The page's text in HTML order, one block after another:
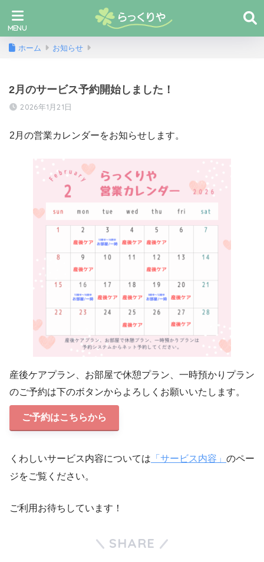
ホーム お知らせ
2月のサービス予約開始しました！
2026年1月21日
2月の営業カレンダーをお知らせします。
産後ケアプラン、お部屋で休憩プラン、一時預かりプラン
のご予約は下のボタンからよろしくお願いいたします。
ご予約はこちらから
くわしいサービス内容については 「サービス内容」 のペー
ジをご覧ください。
ご利用お待ちしています！
SHARE